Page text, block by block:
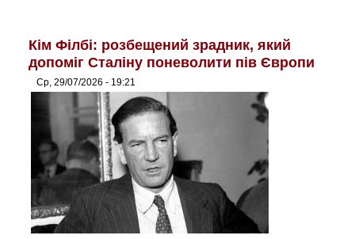
Кім Філбі: розбещений зрадник, який
допоміг Сталіну поневолити пів Європи
Ср, 29/07/2026 - 19:21